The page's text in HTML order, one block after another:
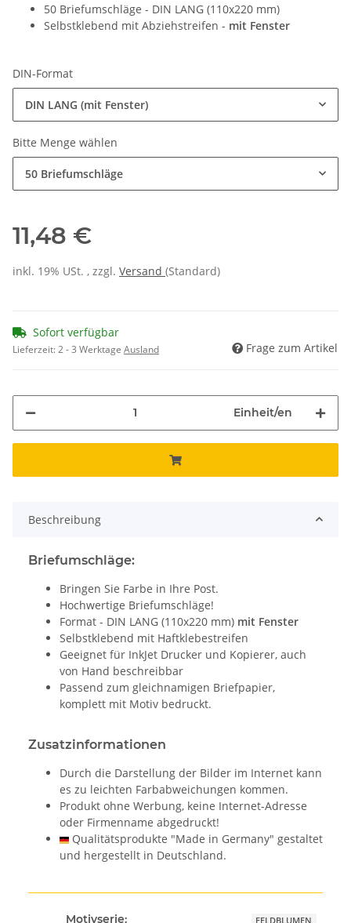
50 Briefumschläge - DIN LANG (110x220 mm)
Selbstklebend mit Abziehstreifen - mit Fenster
DIN-Format
DIN LANG (mit Fenster)
Bitte Menge wählen
50 Briefumschläge
11,48 €
inkl. 19% USt. , zzgl. Versand (Standard)
Sofort verfügbar
Lieferzeit:2 - 3 Werktage Ausland Frage zum Artikel
Einheit/en
Beschreibung
Briefumschläge:
Bringen Sie Farbe in Ihre Post.
Hochwertige Briefumschläge!
Format - DIN LANG (110x220 mm) mit Fenster
Selbstklebend mit Haftklebestreifen
Geeignet für InkJet Drucker und Kopierer, auch
von Hand beschreibbar
Passend zum gleichnamigen Briefpapier,
komplett mit Motiv bedruckt.
Zusatzinformationen
Durch die Darstellung der Bilder im Internet kann
es zu leichten Farbabweichungen kommen.
Produkt ohne Werbung, keine Internet-Adresse
oder Firmenname abgedruckt!
Qualitätsprodukte "Made in Germany" gestaltet
und hergestellt in Deutschland.
Motivserie: FELDBLUMEN